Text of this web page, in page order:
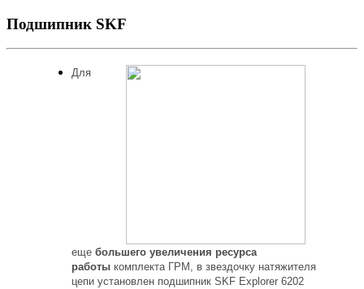
Подшипник SKF
Для
еще большего увеличения ресурса
работы комплекта ГРМ, в звездочку натяжителя
цепи установлен подшипник SKF Explorer 6202